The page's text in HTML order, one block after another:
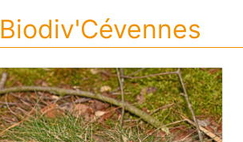
Biodiv'Cévennes